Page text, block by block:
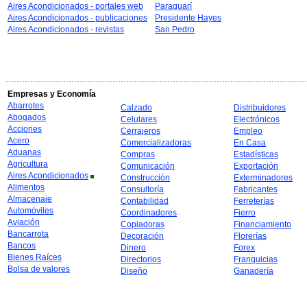
Aires Acondicionados - portales web
Aires Acondicionados - publicaciones
Aires Acondicionados - revistas
Paraguarí
Presidente Hayes
San Pedro
Empresas y Economía
Abarrotes
Abogados
Acciones
Acero
Aduanas
Agricultura
Aires Acondicionados
Alimentos
Almacenaje
Automóviles
Aviación
Bancarrota
Bancos
Bienes Raíces
Bolsa de valores
Calzado
Celulares
Cerrajeros
Comercializadoras
Compras
Comunicación
Construcción
Consultoría
Contabilidad
Coordinadores
Copiadoras
Decoración
Dinero
Directorios
Diseño
Distribuidores
Electrónicos
Empleo
En Casa
Estadísticas
Exportación
Exterminadores
Fabricantes
Ferreterías
Fierro
Financiamiento
Florerías
Forex
Franquicias
Ganadería